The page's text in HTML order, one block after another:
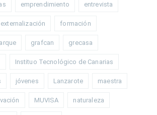
emprendimiento entrevista
externalización formación
grafcan grecasa
Instituo Tecnológico de Canarias
jóvenes Lanzarote maestra
MUVISA naturaleza